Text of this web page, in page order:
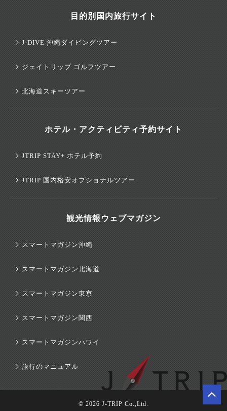
目的別国内旅行サイト
J-DIVE 沖縄ダイビングツアー
ジェイトリップ ゴルフツアー
北海道スキーツアー
ホテル・アクティビティ予約サイト
JTRIP STAY+ ホテル予約
JTRIP 国内格安オプショナルツアー
観光情報ウェブマガジン
スマートマガジン沖縄
スマートマガジン北海道
スマートマガジン東京
スマートマガジン関西
スマートマガジンハワイ
旅行のマニュアル
© 2026 J-TRIP Co.,Ltd.